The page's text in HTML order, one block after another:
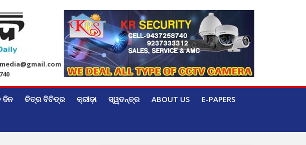
ଦିନ ଚିତ୍ର ବିଚିତ୍ର କ୍ରୀଡ଼ା ସ୍ୱତନ୍ତ୍ର ABOUT US E-PAPERS